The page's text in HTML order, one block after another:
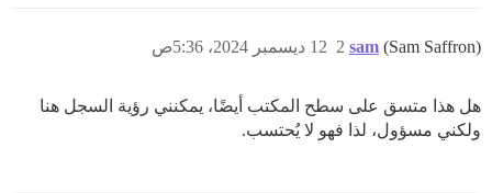
sam (Sam Saffron) 12 ديسمبر 2024، 5:36ص 2
هل هذا متسق على سطح المكتب أيضًا، يمكنني رؤية السجل هنا
ولكني مسؤول، لذا فهو لا يُحتسب.